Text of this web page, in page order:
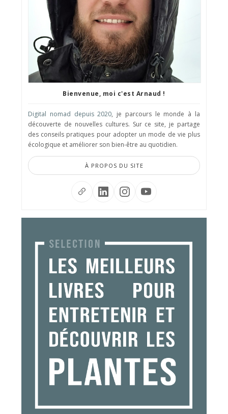
Bienvenue, moi c'est Arnaud !
Digital nomad depuis 2020, je parcours le monde à la
découverte de nouvelles cultures. Sur ce site, je partage
des conseils pratiques pour adopter un mode de vie plus
écologique et améliorer son bien-être au quotidien.
À PROPOS DU SITE